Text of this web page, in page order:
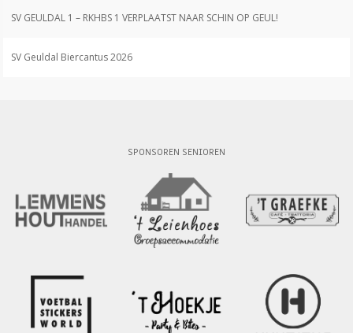
SV GEULDAL 1 – RKHBS 1 VERPLAATST NAAR SCHIN OP GEUL!
SV Geuldal Biercantus 2026
SPONSOREN SENIOREN